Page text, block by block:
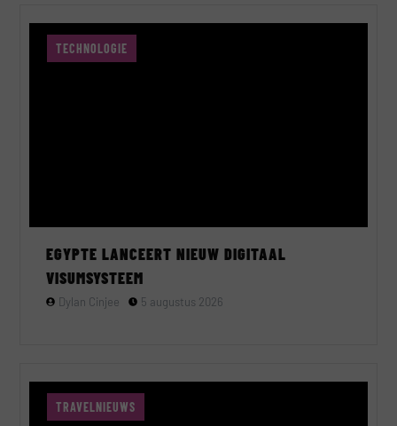
TECHNOLOGIE
EGYPTE LANCEERT NIEUW DIGITAAL
VISUMSYSTEEM
Dylan Cinjee 5 augustus 2026
TRAVELNIEUWS